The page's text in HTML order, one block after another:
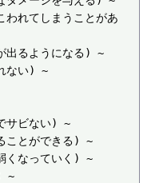
れてしまうことがあ
出るようになる) ~
ない) ~
サビない) ~
ことができる) ~
くなっていく) ~
~